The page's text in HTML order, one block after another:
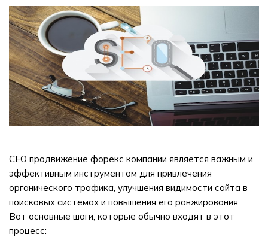
СЕО продвижение форекс компании является важным и
эффективным инструментом для привлечения
органического трафика, улучшения видимости сайта в
поисковых системах и повышения его ранжирования.
Вот основные шаги, которые обычно входят в этот
процесс: